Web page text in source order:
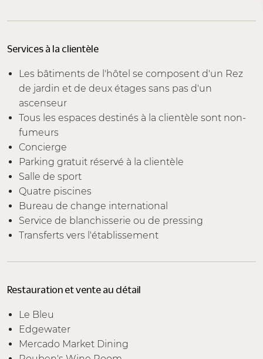
Services à la clientèle
Les bâtiments de l'hôtel se composent d'un Rez
de jardin et de deux étages sans pas d'un
ascenseur
Tous les espaces destinés à la clientèle sont non-
fumeurs
Concierge
Parking gratuit réservé à la clientèle
Salle de sport
Quatre piscines
Bureau de change international
Service de blanchisserie ou de pressing
Transferts vers l'établissement
Restauration et vente au détail
Le Bleu
Edgewater
Mercado Market Dining